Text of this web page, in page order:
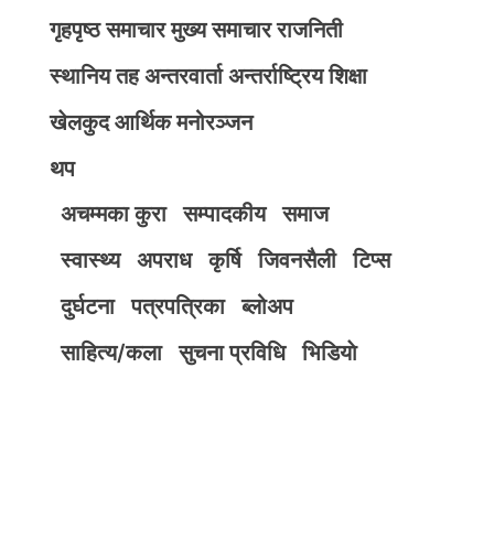
गृहपृष्ठ समाचार मुख्य समाचार राजनिती
स्थानिय तह अन्तरवार्ता अन्तर्राष्ट्रिय शिक्षा
खेलकुद आर्थिक मनोरञ्जन
थप
अचम्मका कुरा
सम्पादकीय
समाज
स्वास्थ्य
अपराध कृर्षि जिवनसैली
टिप्स
दुर्घटना
पत्रपत्रिका
ब्लोअप
साहित्य/कला
सुचना प्रविधि भिडियाे